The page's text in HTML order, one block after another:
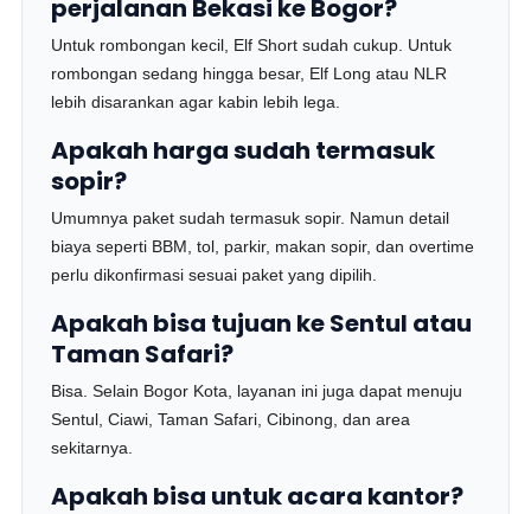
perjalanan Bekasi ke Bogor?
Untuk rombongan kecil, Elf Short sudah cukup. Untuk
rombongan sedang hingga besar, Elf Long atau NLR
lebih disarankan agar kabin lebih lega.
Apakah harga sudah termasuk
sopir?
Umumnya paket sudah termasuk sopir. Namun detail
biaya seperti BBM, tol, parkir, makan sopir, dan overtime
perlu dikonfirmasi sesuai paket yang dipilih.
Apakah bisa tujuan ke Sentul atau
Taman Safari?
Bisa. Selain Bogor Kota, layanan ini juga dapat menuju
Sentul, Ciawi, Taman Safari, Cibinong, dan area
sekitarnya.
Apakah bisa untuk acara kantor?